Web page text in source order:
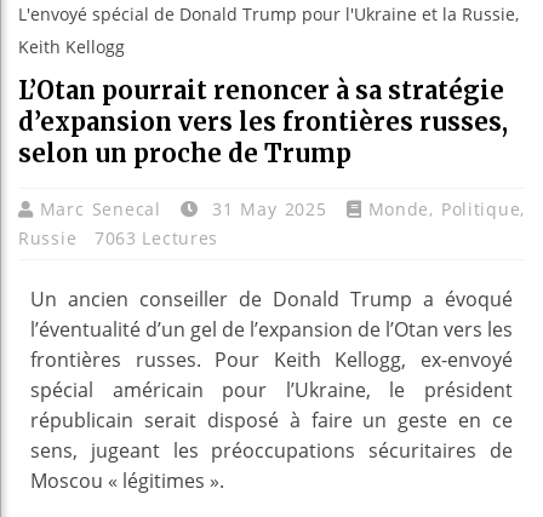
L'envoyé spécial de Donald Trump pour l'Ukraine et la Russie,
Keith Kellogg
L’Otan pourrait renoncer à sa stratégie
d’expansion vers les frontières russes,
selon un proche de Trump
Marc Senecal 31 May 2025 Monde, Politique,
Russie
7063 Lectures
Un ancien conseiller de Donald Trump a évoqué
l’éventualité d’un gel de l’expansion de l’Otan vers les
frontières russes. Pour Keith Kellogg, ex-envoyé
spécial américain pour l’Ukraine, le président
républicain serait disposé à faire un geste en ce
sens, jugeant les préoccupations sécuritaires de
Moscou « légitimes ».